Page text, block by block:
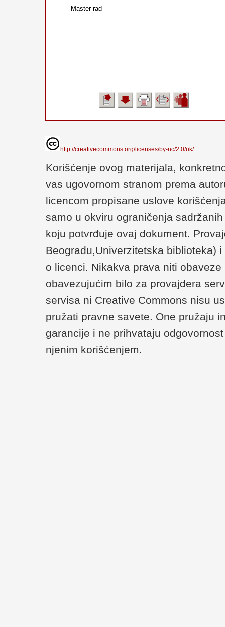
Master rad
http://creativecommons.org/licenses/by-nc/2.0/uk/
Korišćenje ovog materijala,
vas ugovornom stranom prema
licencom propisane uslove
samo u okviru ograničenja
koju potvrđuje ovaj dokument.
Beogradu,Univerzitetska biblioteka)
o licenci. Nikakva prava niti
obavezujućim bilo za provajdera
servisa ni Creative Commons nisu
pružati pravne savete. One pružaju
garancije i ne prihvataju
njenim korišćenjem.